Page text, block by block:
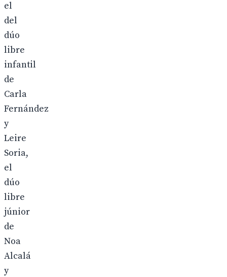
el
del
dúo
libre
infantil
de
Carla
Fernández
y
Leire
Soria,
el
dúo
libre
júnior
de
Noa
Alcalá
y